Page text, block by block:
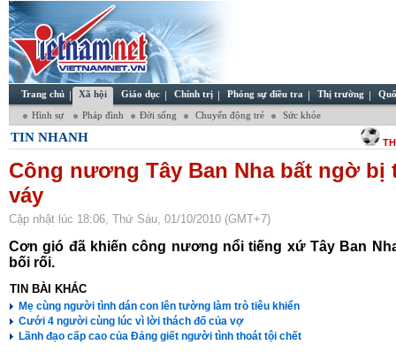
Trang chủ Xã hội Giáo dục Chính trị Phóng sự điều tra Thị trường
Hình sự Pháp đình Đời sống Chuyển động trẻ Sức khỏe
TIN NHANH
Công nương Tây Ban Nha bất ngờ bị
váy
Cập nhật lúc 18:06, Thứ Sáu, 01/10/2010 (GMT+7)
Cơn gió đã khiến công nương nổi tiếng xứ Tây Ban
bối rối.
TIN BÀI KHÁC
Mẹ cùng người tình dán con lên tường làm trò tiêu khiển
Cưới 4 người cùng lúc vì lời thách đố của vợ
Lãnh đạo cấp cao của Đảng giết người tình thoát tội chết